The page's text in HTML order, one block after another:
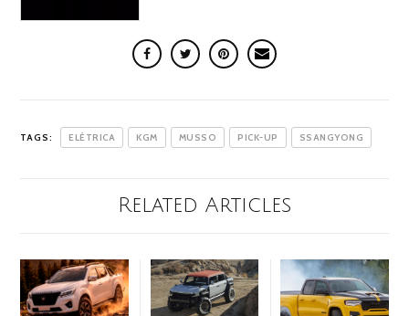
TAGS: ELÉTRICA KGM MUSSO PICK-UP SSANGYONG
Related Articles